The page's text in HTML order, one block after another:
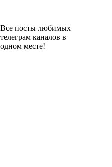
Все посты любимых
телеграм каналов в
одном месте!